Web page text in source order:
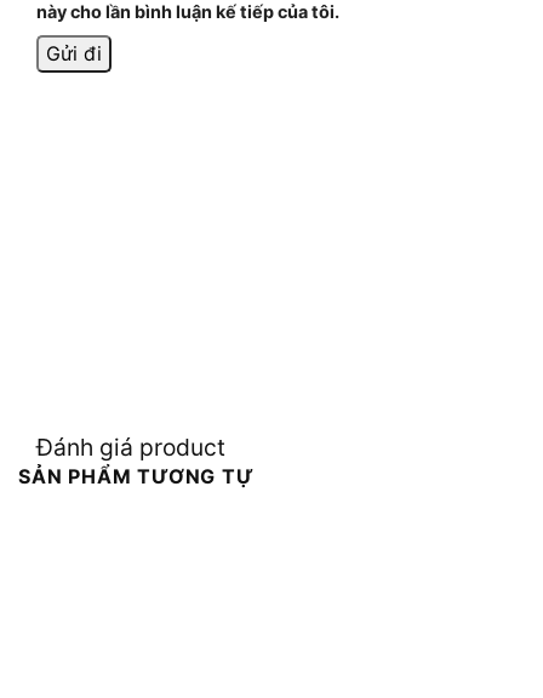
này cho lần bình luận kế tiếp của tôi.
Đánh giá product
SẢN PHẨM TƯƠNG TỰ